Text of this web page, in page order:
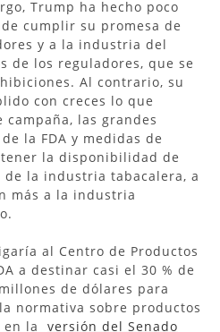
Trump ha hecho poco
cumplir su promesa de
y a la industria del
de los reguladores, que se
Al contrario, su
con creces lo que
campaña, las grandes
la FDA y medidas de
la disponibilidad de
la industria tabacalera, a
más a la industria
al Centro de Productos
a destinar casi el 30 % de
de dólares para
normativa sobre productos
en la versión del Senado